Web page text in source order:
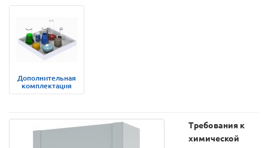
Дополнительная
комплектация
Требования к
химической